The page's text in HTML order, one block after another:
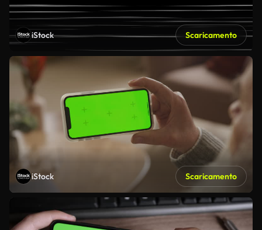
iStock Scaricamento
iStock Scaricamento